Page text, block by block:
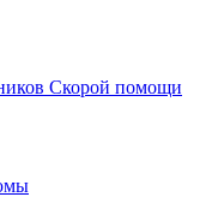
Скорой помощи